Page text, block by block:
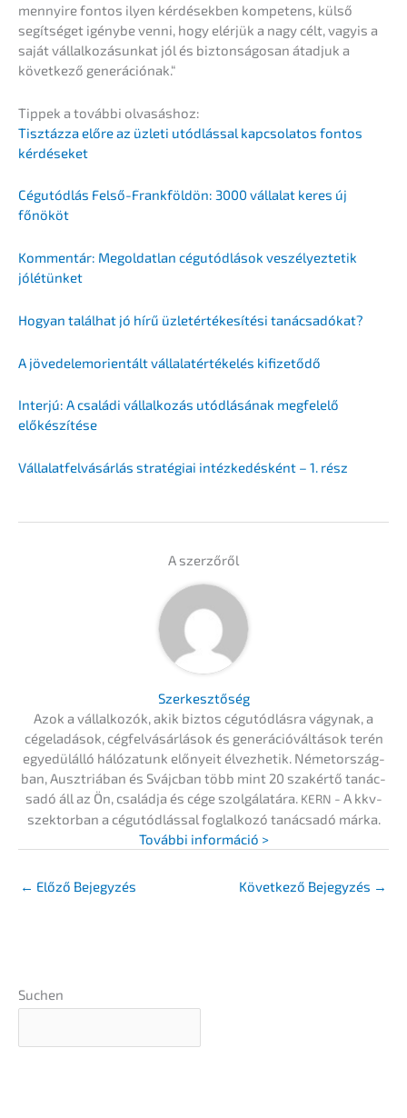
menny­ire fontos ilyen kérdé­sek­ben kompe­tens, külső
segít­sé­get igény­be venni, hogy elérjük a nagy célt, vagyis a
saját vállal­ko­zá­sun­kat jól és biztonsá­gos­an átadjuk a
követ­ke­ző generációnak.“
Tippek a továb­bi olvasáshoz:
Tisztáz­za előre az üzleti utódlás­sal kapcso­la­tos fontos
kérdéseket
Cégutód­lás Felső-Frankföl­dön: 3000 válla­lat keres új
főnököt
Kommen­tár: Megold­at­lan cégutód­lá­sok veszé­lyez­te­tik
jólétünket
Hogyan talál­hat jó hírű üzletérté­ke­sí­té­si tanácsadókat?
A jövedelem­ori­en­tált vállala­térté­kelés kifizetődő
Inter­jú: A csalá­di vállal­ko­zás utódlá­sá­nak megfelelő
előkészítése
Vállalat­fel­vá­sár­lás straté­giai intéz­ke­dé­s­ként – 1. rész
A szerzőről
Szerkesz­tő­ség
Azok a vállal­ko­zók, akik biztos cégutód­lás­ra vágynak, a
cégela­dá­sok, cégfel­vá­sár­lá­sok és generá­ció­vál­tá­sok terén
egyedülál­ló hálóza­tunk előny­eit élvez­he­tik. Németor­szág­
ban, Ausztriá­ban és Svájc­ban több mint 20 szakértő tanác­
sa­dó áll az Ön, család­ja és cége szolgá­la­tá­ra. KERN - A kkv-
szektor­ban a cégutód­lás­sal foglal­ko­zó tanác­sa­dó márka.
Továb­bi információ >
← Előző Bejegyzés Követ­ke­ző Bejegy­zés →
Suchen